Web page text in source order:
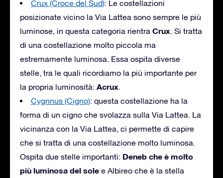
Crux (Croce del Sud): Le costellazioni
posizionate vicino la Via Lattea sono sempre le più
luminose, in questa categoria rientra Crux. Si tratta
di una costellazione molto piccola ma
estremamente luminosa. Essa ospita diverse
stelle, tra le quali ricordiamo la più importante per
la propria luminosità: Acrux.
Cygnnus (Cigno): questa costellazione ha la
forma di un cigno che svolazza sulla Via Lattea. La
vicinanza con la Via Lattea, ci permette di capire
che si tratta di una costellazione molto luminosa.
Ospita due stelle importanti: Deneb che è molto
più luminosa del sole e Albireo che è la stella